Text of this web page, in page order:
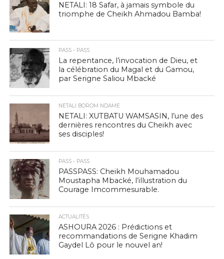
NETALI: 18 Safar, à jamais symbole du
triomphe de Cheikh Ahmadou Bamba!
PASS - PASS
La repentance, l’invocation de Dieu, et
la célébration du Magal et du Gamou,
par Serigne Saliou Mbacké
NETALI BOROM NDAME
NETALI: XUTBATU WAMSASIN, l’une des
dernières rencontres du Cheikh avec
ses disciples!
PASS - PASS
PASSPASS: Cheikh Mouhamadou
Moustapha Mbacké, l’illustration du
Courage Imcommesurable.
ACTUALITÉS
ASHOURA 2026 : Prédictions et
recommandations de Serigne Khadim
Gaydel Lô pour le nouvel an!